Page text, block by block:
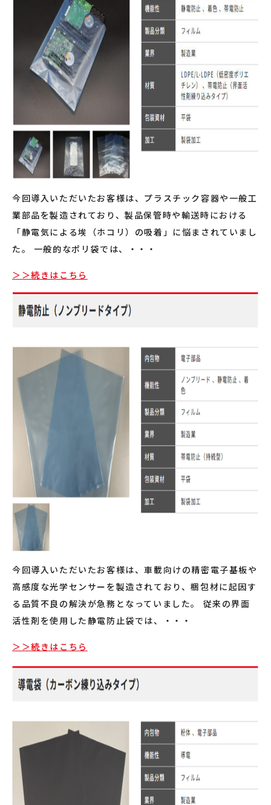
今回導入いただいたお客様は、プラスチック容器や一般工
業部品を製造されており、製品保管時や輸送時における
「静電気による埃（ホコリ）の吸着」に悩まされていまし
た。 一般的なポリ袋では、・・・
＞＞続きはこちら
今回導入いただいたお客様は、車載向けの精密電子基板や
高感度な光学センサーを製造されており、梱包材に起因す
る品質不良の解決が急務となっていました。 従来の界面
活性剤を使用した静電防止袋では、・・・
＞＞続きはこちら